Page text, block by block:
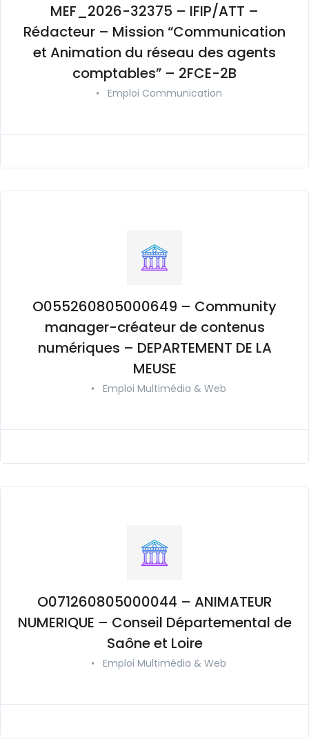
MEF_2026-32375 – IFIP/ATT –
Rédacteur – Mission “Communication
et Animation du réseau des agents
comptables” – 2FCE-2B
• Emploi Communication
O055260805000649 – Community
manager-créateur de contenus
numériques – DEPARTEMENT DE LA
MEUSE
• Emploi Multimédia & Web
O071260805000044 – ANIMATEUR
NUMERIQUE – Conseil Départemental de
Saône et Loire
• Emploi Multimédia & Web